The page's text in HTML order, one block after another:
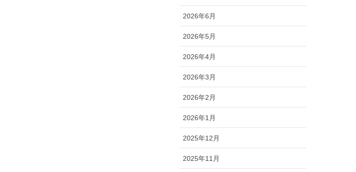
2026年6月
2026年5月
2026年4月
2026年3月
2026年2月
2026年1月
2025年12月
2025年11月